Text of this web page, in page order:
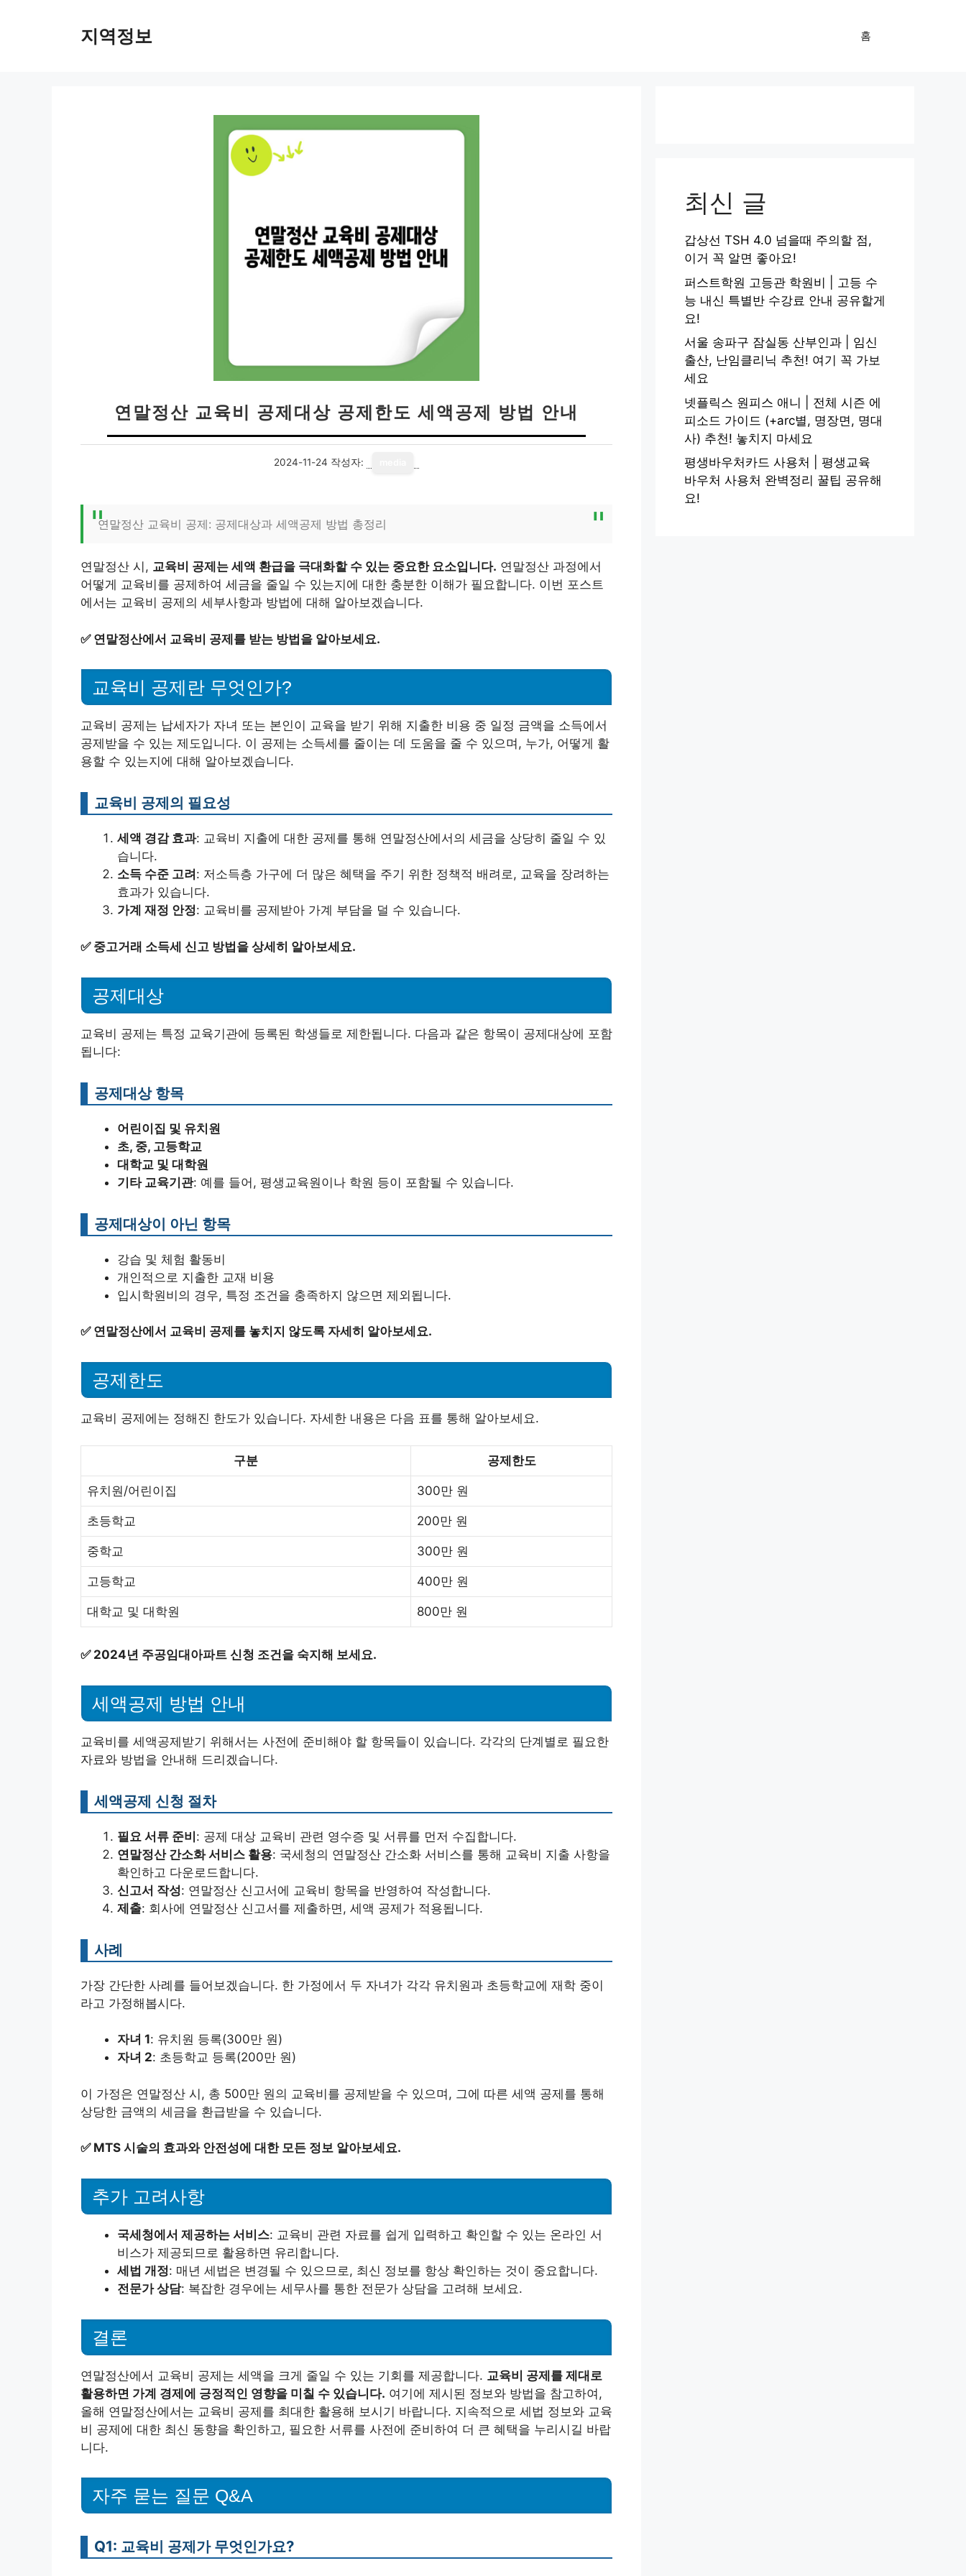
지역정보 홈
연말정산 교육비 공제대상 공제한도 세액공제 방법 안내
2024-11-24 작성자:
연말정산 교육비 공제: 공제대상과 세액공제 방법 총정리
연말정산 시, 교육비 공제는 세액 환급을 극대화할 수 있는 중요한 요소입니다. 연말정산 과정에서
어떻게 교육비를 공제하여 세금을 줄일 수 있는지에 대한 충분한 이해가 필요합니다. 이번 포스트
에서는 교육비 공제의 세부사항과 방법에 대해 알아보겠습니다.
✅ 연말정산에서 교육비 공제를 받는 방법을 알아보세요.
교육비 공제란 무엇인가?
교육비 공제는 납세자가 자녀 또는 본인이 교육을 받기 위해 지출한 비용 중 일정 금액을 소득에서
공제받을 수 있는 제도입니다. 이 공제는 소득세를 줄이는 데 도움을 줄 수 있으며, 누가, 어떻게 활
용할 수 있는지에 대해 알아보겠습니다.
교육비 공제의 필요성
세액 경감 효과: 교육비 지출에 대한 공제를 통해 연말정산에서의 세금을 상당히 줄일 수 있
습니다.
소득 수준 고려 : 저소득층 가구에 더 많은 혜택을 주기 위한 정책적 배려로, 교육을 장려하는
효과가 있습니다.
가계 재정 안정: 교육비를 공제받아 가계 부담을 덜 수 있습니다.
✅ 중고거래 소득세 신고 방법을 상세히 알아보세요.
공제대상
교육비 공제는 특정 교육기관에 등록된 학생들로 제한됩니다. 다음과 같은 항목이 공제대상에 포함
됩니다:
공제대상 항목
어린이집 및 유치원
초, 중, 고등학교
대학교 및 대학원
기타 교육기관: 예를 들어, 평생교육원이나 학원 등이 포함될 수 있습니다.
공제대상이 아닌 항목
강습 및 체험 활동비
개인적으로 지출한 교재 비용
입시학원비의 경우, 특정 조건을 충족하지 않으면 제외됩니다.
✅ 연말정산에서 교육비 공제를 놓치지 않도록 자세히 알아보세요.
공제한도
교육비 공제에는 정해진 한도가 있습니다. 자세한 내용은 다음 표를 통해 알아보세요.
구분 공제한도
유치원/어린이집 300만 원
초등학교 200만 원
중학교 300만 원
고등학교 400만 원
대학교 및 대학원 800만 원
✅ 2024년 주공임대아파트 신청 조건을 숙지해 보세요.
세액공제 방법 안내
교육비를 세액공제받기 위해서는 사전에 준비해야 할 항목들이 있습니다. 각각의 단계별로 필요한
자료와 방법을 안내해 드리겠습니다.
세액공제 신청 절차
필요 서류 준비: 공제 대상 교육비 관련 영수증 및 서류를 먼저 수집합니다.
연말정산 간소화 서비스 활용: 국세청의 연말정산 간소화 서비스를 통해 교육비 지출 사항을
확인하고 다운로드합니다.
신고서 작성: 연말정산 신고서에 교육비 항목을 반영하여 작성합니다.
제출: 회사에 연말정산 신고서를 제출하면, 세액 공제가 적용됩니다.
사례
가장 간단한 사례를 들어보겠습니다. 한 가정에서 두 자녀가 각각 유치원과 초등학교에 재학 중이
라고 가정해봅시다.
자녀 1: 유치원 등록(300만 원)
자녀 2: 초등학교 등록(200만 원)
이 가정은 연말정산 시, 총 500만 원의 교육비를 공제받을 수 있으며, 그에 따른 세액 공제를 통해
상당한 금액의 세금을 환급받을 수 있습니다.
✅ MTS 시술의 효과와 안전성에 대한 모든 정보 알아보세요.
추가 고려사항
국세청에서 제공하는 서비스: 교육비 관련 자료를 쉽게 입력하고 확인할 수 있는 온라인 서
비스가 제공되므로 활용하면 유리합니다.
세법 개정: 매년 세법은 변경될 수 있으므로, 최신 정보를 항상 확인하는 것이 중요합니다.
전문가 상담: 복잡한 경우에는 세무사를 통한 전문가 상담을 고려해 보세요.
결론
연말정산에서 교육비 공제는 세액을 크게 줄일 수 있는 기회를 제공합니다. 교육비 공제를 제대로
활용하면 가계 경제에 긍정적인 영향을 미칠 수 있습니다. 여기에 제시된 정보와 방법을 참고하여,
올해 연말정산에서는 교육비 공제를 최대한 활용해 보시기 바랍니다. 지속적으로 세법 정보와 교육
비 공제에 대한 최신 동향을 확인하고, 필요한 서류를 사전에 준비하여 더 큰 혜택을 누리시길 바랍
니다.
자주 묻는 질문 Q&A
Q1: 교육비 공제가 무엇인가요?
최신 글
갑상선 TSH 4.0 넘을때 주의할 점,
이거 꼭 알면 좋아요!
퍼스트학원 고등관 학원비 | 고등 수
능 내신 특별반 수강료 안내 공유할게
요!
서울 송파구 잠실동 산부인과 | 임신
출산, 난임클리닉 추천! 여기 꼭 가보
세요
넷플릭스 원피스 애니 | 전체 시즌 에
피소드 가이드 (+arc별, 명장면, 명대
사) 추천! 놓치지 마세요
평생바우처카드 사용처 | 평생교육
바우처 사용처 완벽정리 꿀팁 공유해
요!